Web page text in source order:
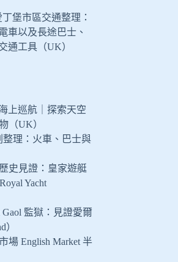
丁堡市區交通整理：
車以及長途巴士、
通工具（UK）
上巡航｜探索天空
（UK）
整理：火車、巴士與
史見證：皇家遊艇
Yacht
監獄：見證愛爾
）
場 English Market 半